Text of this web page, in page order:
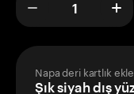
Napa deri kartlık ekle
Şık siyah dış